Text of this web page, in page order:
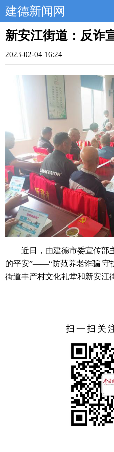
建德新闻网
新安江街道：反诈
2023-02-04 16:24
近日，由建德市委宣传部
的平安”——“防范养老诈骗 守
街道丰产村文化礼堂和新安江
扫一扫关